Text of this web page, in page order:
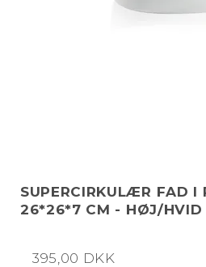
SUPERCIRKULÆR FAD I
26*26*7 CM - HØJ/HVID
395,00 DKK